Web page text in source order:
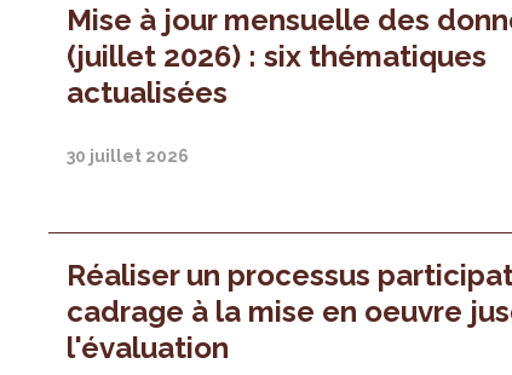
Mise à jour mensuelle des
(juillet 2026) : six thématiques
actualisées
30 juillet 2026
Réaliser un processus
cadrage à la mise en oeuvre
l'évaluation